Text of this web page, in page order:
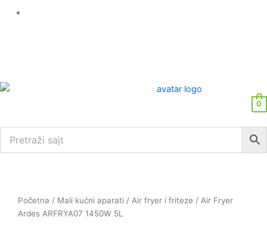
0
Početna / Mali kućni aparati / Air fryer i friteze / Air Fryer
Ardes ARFRYA07 1450W 5L
Ardes
ARFRYA07